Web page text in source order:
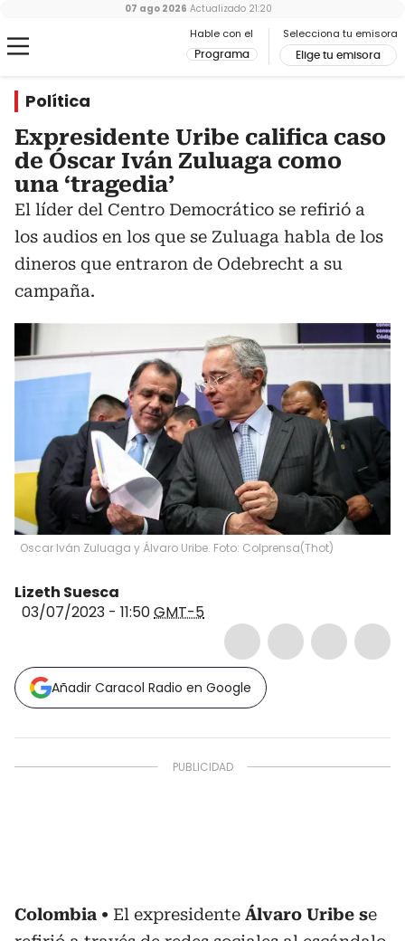
Hable con el
Programa
Selecciona tu emisora
Elige tu emisora
07 ago 2026 Actualizado 21:20
Política
Expresidente Uribe califica caso
de Óscar Iván Zuluaga como
una ‘tragedia’
El líder del Centro Democrático se refirió a
los audios en los que se Zuluaga habla de los
dineros que entraron de Odebrecht a su
campaña.
Oscar Iván Zuluaga y Álvaro Uribe. Foto: Colprensa(Thot)
Lizeth Suesca
03/07/2023 - 11:50GMT-5
Añadir Caracol Radio en Google
Colombia El expresidente Álvaro Uribe se